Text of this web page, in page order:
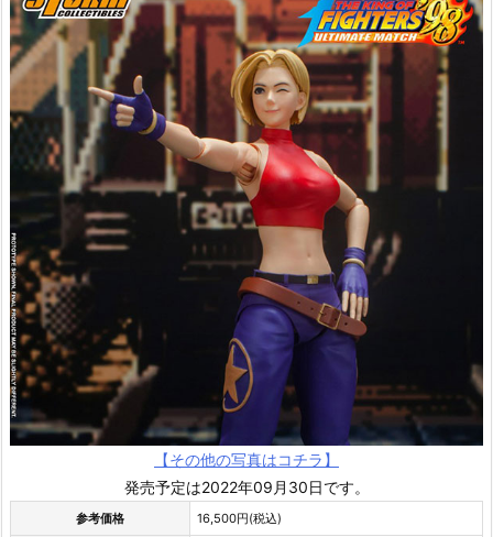
【その他の写真はコチラ】
発売予定は2022年09月30日です。
参考価格 16,500円(税込)